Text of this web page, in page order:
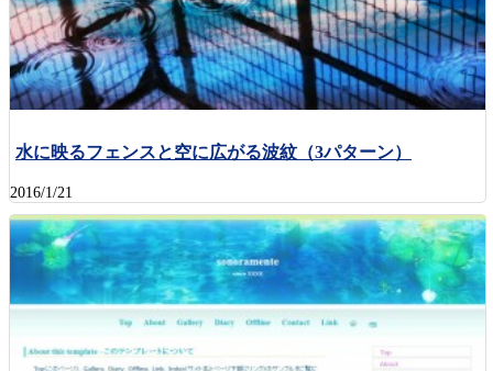
水に映るフェンスと空に広がる波紋（3パターン）
2016/1/21